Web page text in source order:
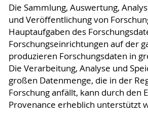
Die Sammlung, Auswertung,
und Veröffentlichung von
Hauptaufgaben des
Forschungseinrichtungen auf der
produzieren Forschungsdaten in
Die Verarbeitung, Analyse und
großen Datenmenge, die in der
Forschung anfällt, kann durch den
Provenance erheblich unterstützt